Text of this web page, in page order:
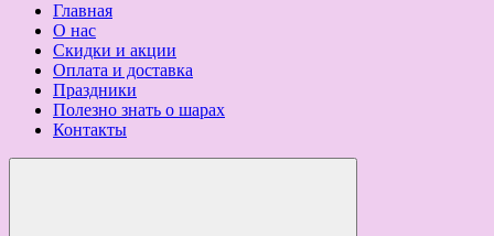
Главная
О нас
Скидки и акции
Оплата и доставка
Праздники
Полезно знать о шарах
Контакты